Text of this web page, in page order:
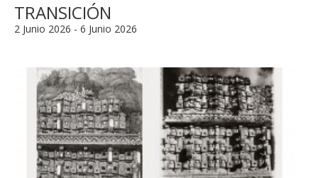
TRANSICIÓN
2 Junio 2026 - 6 Junio 2026